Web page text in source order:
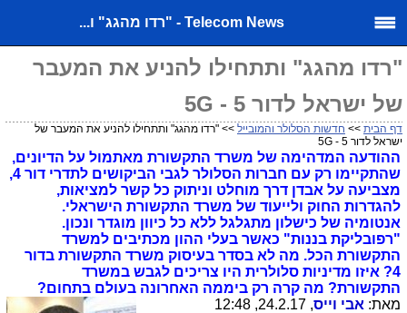
Telecom News - "רדו מהגג" ו...
"רדו מהגג" ותתחילו להניע את המעבר
של ישראל לדור 5 - 5G
דף הבית >> חדשות הסלולר והמובייל >> "רדו מהגג" ותתחילו להניע את המעבר של
ישראל לדור 5 - 5G
ההודעה המדהימה של משרד התקשורת מאתמול על הדיונים,
שהתקיימו רק עם חברות הסלולר לגבי הביקושים לתדרי דור 4,
מצביעה על אבדן דרך מוחלט וניתוק כל קשר למציאות,
להגדרות החוק ולייעוד של משרד התקשורת הישראלי.
אנטומיה של כישלון מתגלגל ללא כל כיוון מוגדר ונכון.
"רפובליקת בננות" כאשר בעלי ההון מכתיבים למשרד
התקשורת הכל. מה לא בסדר בעיסוק משרד התקשורת בדור
4? איזו מדיניות סלולרית היו צריכים לגבש במשרד
התקשורת? מה קרה רק ביממה האחרונה בעולם בתחום?
מאת: אבי וייס, 24.2.17, 12:48